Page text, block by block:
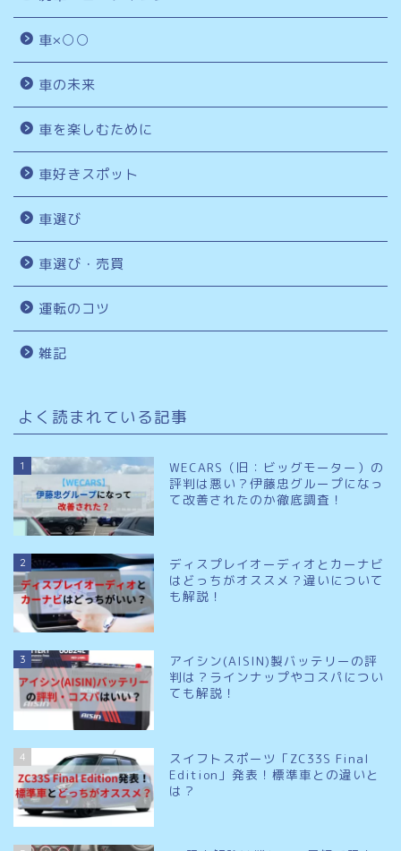
車×○○
車の未来
車を楽しむために
車好きスポット
車選び
車選び・売買
運転のコツ
雑記
よく読まれている記事
1
WECARS（旧：ビッグモーター）の
評判は悪い？伊藤忠グループになっ
て改善されたのか徹底調査！
2
ディスプレイオーディオとカーナビ
はどっちがオススメ？違いについて
も解説！
3
アイシン(AISIN)製バッテリーの評
判は？ラインナップやコスパについ
ても解説！
4
スイフトスポーツ「ZC33S Final
Edition」発表！標準車との違いと
は？